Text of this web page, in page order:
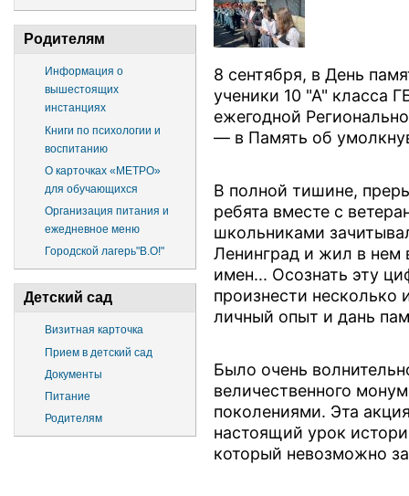
Родителям
Информация о
вышестоящих
инстанциях
Книги по психологии и
воспитанию
О карточках «МЕТРО»
для обучающихся
Организация питания и
ежедневное меню
Городской лагерь"В.О!"
Детский сад
Визитная карточка
Прием в детский сад
Документы
Питание
Родителям
8 сентября, в День
ученики 10 "А" класса
ежегодной
— в Память об
В полной тишине,
ребята вместе с
школьниками
Ленинград и жил в нем
имен... Осознать эту
произнести несколько
личный опыт и дань
Было очень
величественного
поколениями. Эта
настоящий урок
который невозможно